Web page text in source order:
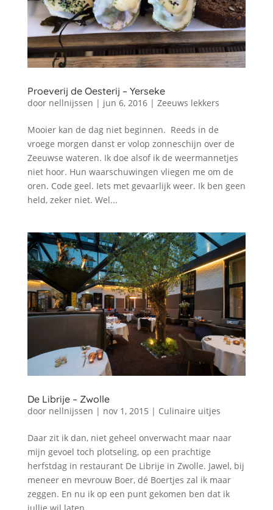
Proeverij de Oesterij – Yerseke
door nellnijssen | jun 6, 2016| Zeeuws lekkers
Mooier kan de dag niet beginnen. Reeds in de
vroege morgen danst er volop zonneschijn over de
Zeeuwse wateren. Ik doe alsof ik de weermannetjes
niet hoor. Hun waarschuwingen vliegen me om de
oren. Code geel. Iets met gevaarlijk weer. Ik ben geen
held, zeker niet. Wel...
De Librije – Zwolle
door nellnijssen | nov 1, 2015 | Culinaire uitjes
Daar zit ik dan, niet geheel onverwacht maar naar
mijn gevoel toch plotseling, op een prachtige
herfstdag in restaurant De Librije in Zwolle. Jawel, bij
meneer en mevrouw Boer, dé Boertjes zal ik maar
zeggen. En nu ik op een punt gekomen ben dat ik